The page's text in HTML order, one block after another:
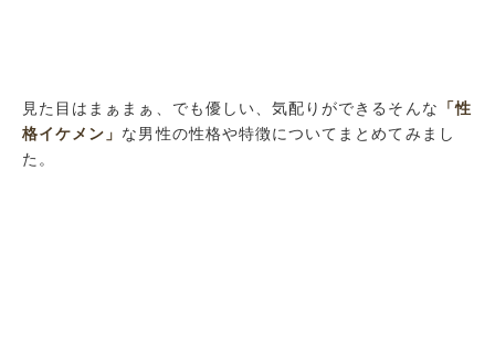
見た目はまぁまぁ、でも優しい、気配りができるそんな
「性
格イケメン」 な男性の性格や特徴についてまとめてみまし
た。